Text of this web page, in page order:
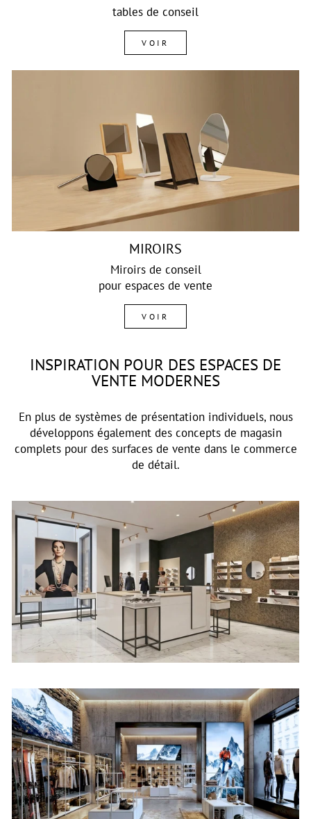
tables de conseil
VOIR
MIROIRS
Miroirs de conseil
pour espaces de vente
VOIR
INSPIRATION POUR DES ESPACES DE
VENTE MODERNES
En plus de systèmes de présentation individuels, nous
développons également des concepts de magasin
complets pour des surfaces de vente dans le commerce
de détail.